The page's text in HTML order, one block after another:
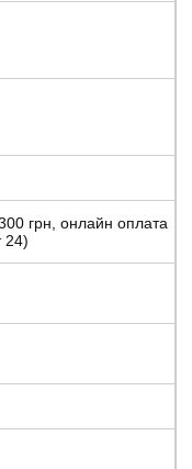
грн, онлайн оплата
24)